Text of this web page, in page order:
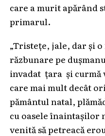
care a murit apărând
primarul.
„Tristețe, jale, dar și
răzbunare pe
invadat țara și
care mai mult decât
pământul natal,
cu oasele înaintașilor
venită să petreacă